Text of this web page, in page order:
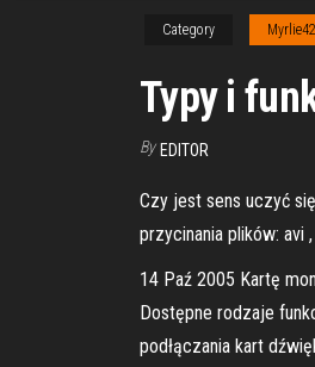
Category
Typy i
By EDITOR
Czy jest sens uczyć
przycinania plików: avi
14 Paź 2005 Kartę
Dostępne rodzaje
podłączania kart